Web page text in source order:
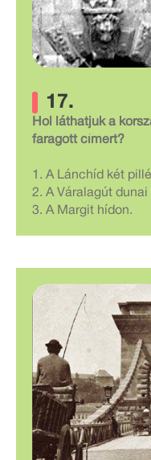
17.
Hol láthatjuk a
faragott címert?
1. A Lánchíd két
2. A Váralagút dunai
3. A Margit hídon.